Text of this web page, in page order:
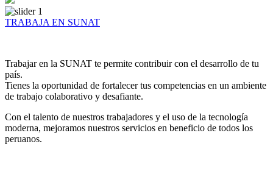
TRABAJA EN SUNAT
Trabajar en la SUNAT te permite contribuir con el desarrollo de tu
país.
Tienes la oportunidad de fortalecer tus competencias en un ambiente
de trabajo colaborativo y desafiante.
Con el talento de nuestros trabajadores y el uso de la tecnología
moderna, mejoramos nuestros servicios en beneficio de todos los
peruanos.